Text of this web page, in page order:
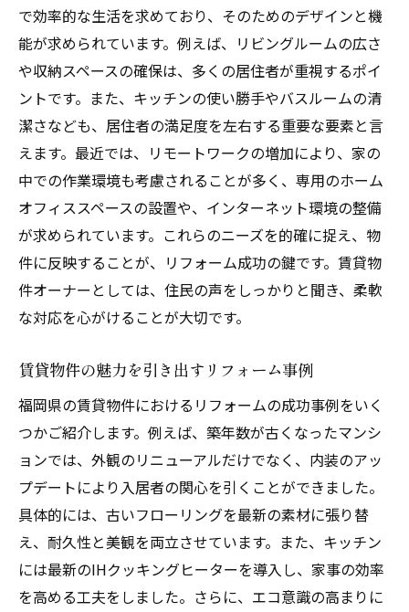
で効率的な生活を求めており、そのためのデザインと機
能が求められています。例えば、リビングルームの広さ
や収納スペースの確保は、多くの居住者が重視するポイ
ントです。また、キッチンの使い勝手やバスルームの清
潔さなども、居住者の満足度を左右する重要な要素と言
えます。最近では、リモートワークの増加により、家の
中での作業環境も考慮されることが多く、専用のホーム
オフィススペースの設置や、インターネット環境の整備
が求められています。これらのニーズを的確に捉え、物
件に反映することが、リフォーム成功の鍵です。賃貸物
件オーナーとしては、住民の声をしっかりと聞き、柔軟
な対応を心がけることが大切です。
賃貸物件の魅力を引き出すリフォーム事例
福岡県の賃貸物件におけるリフォームの成功事例をいく
つかご紹介します。例えば、築年数が古くなったマンシ
ョンでは、外観のリニューアルだけでなく、内装のアッ
プデートにより入居者の関心を引くことができました。
具体的には、古いフローリングを最新の素材に張り替
え、耐久性と美観を両立させています。また、キッチン
には最新のIHクッキングヒーターを導入し、家事の効率
を高める工夫をしました。さらに、エコ意識の高まりに